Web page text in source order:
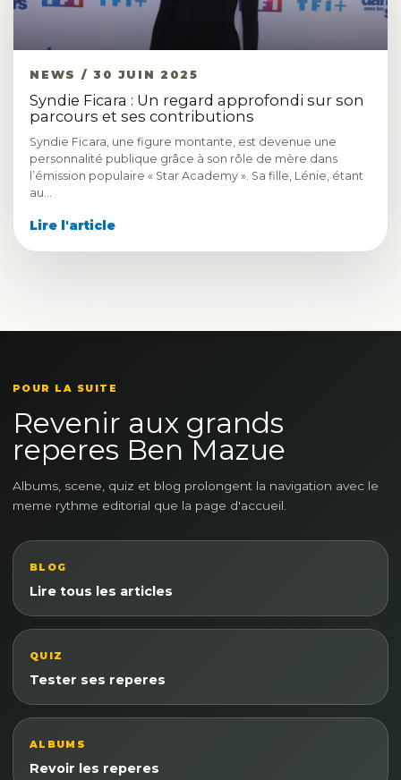
NEWS / 30 JUIN 2025
Syndie Ficara : Un regard approfondi sur son
parcours et ses contributions
Syndie Ficara, une figure montante, est devenue une
personnalité publique grâce à son rôle de mère dans
l’émission populaire « Star Academy ». Sa fille, Lénie, étant
au…
Lire l'article
POUR LA SUITE
Revenir aux grands
reperes Ben Mazue
Albums, scene, quiz et blog prolongent la navigation avec le
meme rythme editorial que la page d'accueil.
BLOG
Lire tous les articles
QUIZ
Tester ses reperes
ALBUMS
Revoir les reperes